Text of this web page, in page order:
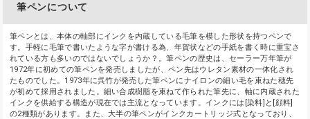
筆ペンについて
筆ペンとは、本体の軸部にインクを内蔵している毛筆を模した形状を持つペンで
す。手軽に毛筆で書いたような字が書ける為、年賀状などの手紙を書く時に重宝さ
れている方も多いのではないでしょうか？。筆ペンの歴史は、セーラー万年筆が
1972年に初めての筆ペンを発売しましたが、ペン先はウレタン素材の一体化され
たものでした。1973年に呉竹が発売した筆ペンにナイロンの細い毛を束ねた穂先
が初めて採用されました。細い合成樹脂を束ねて作られた筆先に、軸に内蔵された
インクを供給する構造が現在では主流となっています。インクには[染料]と[顔料]
の2種類があります。また、大半の筆ペンがインクカートリッジ式となっており、